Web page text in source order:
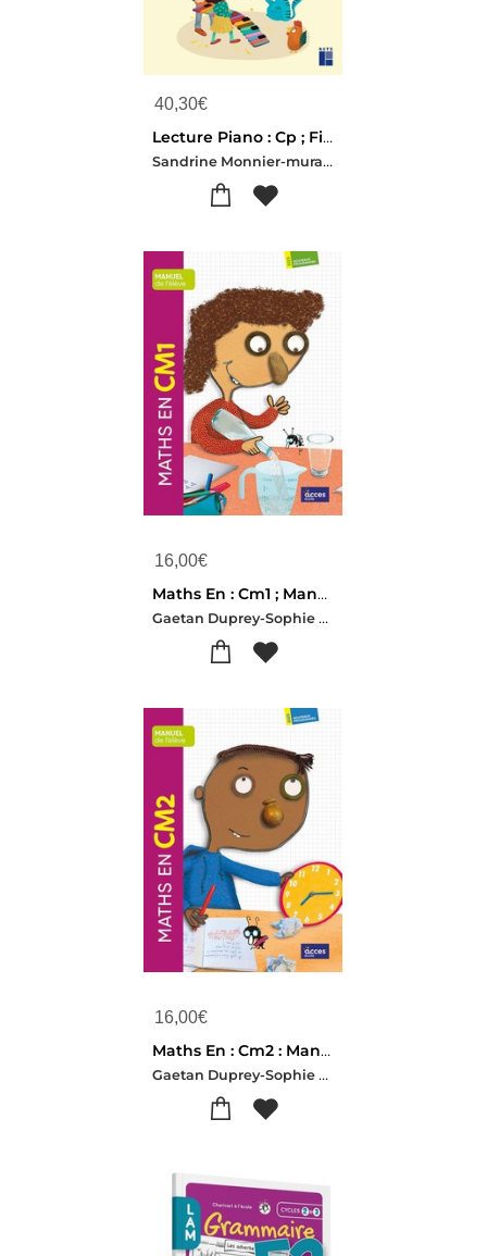
40,30€
Lecture Piano : Cp ; Fichier De Differenciation
Sandrine Monnier-murariu
16,00€
Maths En : Cm1 ; Manuel De L'eleve
Gaetan Duprey-Sophie Duprey-Geoffrey Grisward
16,00€
Maths En : Cm2 : Manuel De L'eleve
Gaetan Duprey-Sophie Duprey